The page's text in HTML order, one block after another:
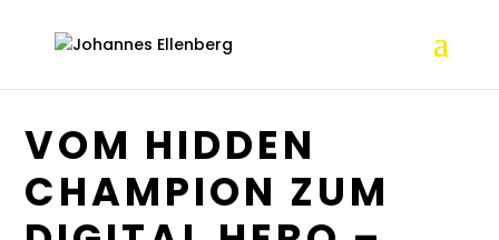
VOM HIDDEN
CHAMPION ZUM